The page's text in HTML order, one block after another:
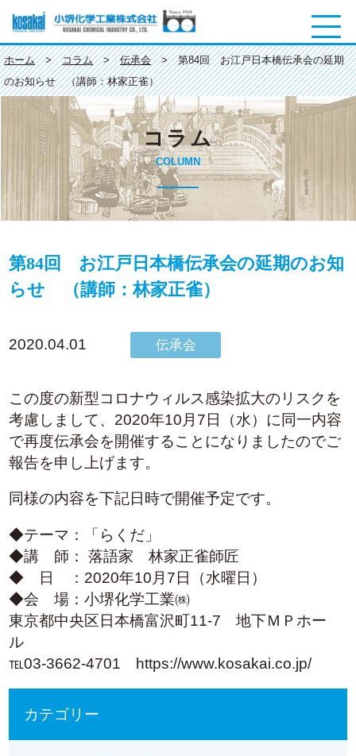
トップページ
会社案内
会社案内
社長挨拶
沿革
業務案内
取扱商品
お知らせ
English
お問い合わせ
ホーム>コラム>伝承会>第84回 お江戸日本橋伝承会の延期
のお知らせ （講師：林家正雀）
コラム
COLUMN
第84回 お江戸日本橋伝承会の延期のお知
らせ （講師：林家正雀）
2020.04.01 伝承会
この度の新型コロナウィルス感染拡大のリスクを
考慮しまして、2020年10月7日（水）に同一内容
で再度伝承会を開催することになりましたのでご
報告を申し上げます。
同様の内容を下記日時で開催予定です。
◆テーマ：「らくだ」
◆講 師： 落語家 林家正雀師匠
◆ 日 ：2020年10月7日（水曜日）
◆会 場：小堺化学工業㈱
東京都中央区日本橋富沢町11-7 地下ＭＰホー
ル
℡03-3662-4701 https://www.kosakai.co.jp/
カテゴリー